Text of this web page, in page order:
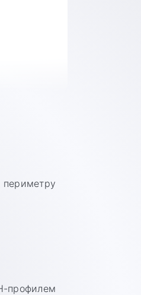
профилем